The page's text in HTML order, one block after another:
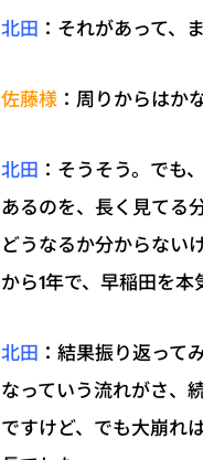
北田 ：それがあって、
佐藤様：周りからはか
北田 ：そうそう。でも
あるのを、長く見てる
どうなるか分からない
から1年で、早稲田を
北田 ：結果振り返って
なっていう流れがさ、
ですけど、でも大崩れ